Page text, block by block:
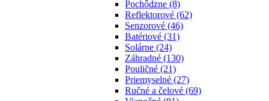
Pochôdzne (8)
Reflektorové (62)
Senzorové (46)
Batériové (31)
Solárne (24)
Záhradné (130)
Pouličné (21)
Priemyselné (27)
Ručné a čelové (69)